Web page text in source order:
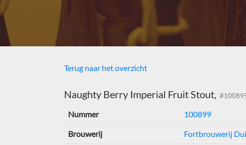
Terug naar het overzicht
Naughty Berry Imperial Fruit Stout,
Nummer 100899
Brouwerij Fortbrouwerij